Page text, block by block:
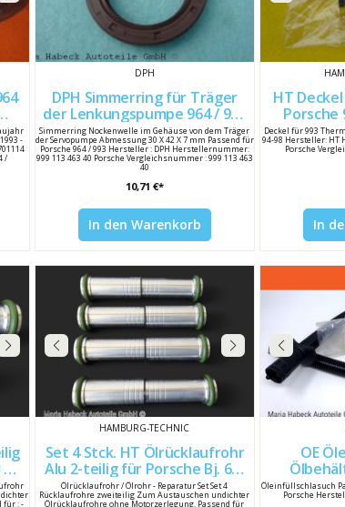
-
/
DPH
DPH Simmerring für Träger
der Lenkungspumpe 964 / 993
99911346340
Simmerring Nockenwelle im Gehäuse von dem Träger
der Servopumpe Abmessung 30 X 42 X 7 mm Passend für
Porsche 964 / 993 Hersteller : DPH Herstellernummer:
999 113 463 40 Porsche Vergleichsnummer : 999 113 463
40
10,71 €*
In den Warenkorb
HT Deckel für
Deckel für 993
94-98 Hersteller: HT
Porsche
In
für : -
HAMBURG-TECHNIC
Set 4 Stck. HT Ölrücklaufrohr
Alu 2-teilig für Porsche Bj. 65-
98 90110735101
Ölrücklaufrohr / Ölrohr - Reparatur Set Set 4
Rücklaufrohre zweiteilig Zum Austauschen undichter
Ölrücklaufrohre ohne Motorzerlegung. Passend für
OE
Ölbehälter
Öleinfüllschlasuch
Porsche